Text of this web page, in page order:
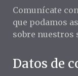
Comunícate
que podamos
sobre nuestros
Datos de